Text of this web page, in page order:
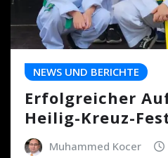
NEWS UND BERICHTE
Erfolgreicher
Heilig-Kreuz-
Muhammed Kocer